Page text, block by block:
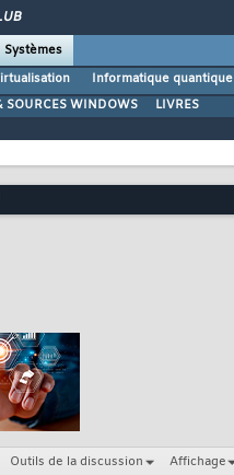
Systèmes
Informatique quantique
SOURCES WINDOWS LIVRES
Outils de la discussion Affichage